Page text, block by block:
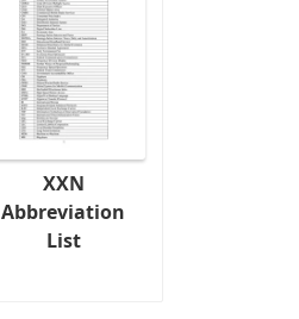
XXN
Abbreviation
List